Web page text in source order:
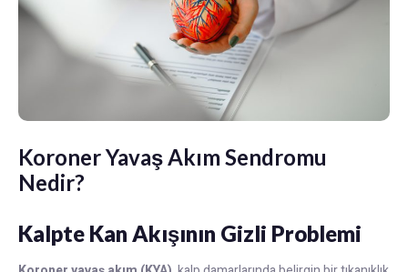
Koroner Yavaş Akım Sendromu
Nedir?
Kalpte Kan Akışının Gizli Problemi